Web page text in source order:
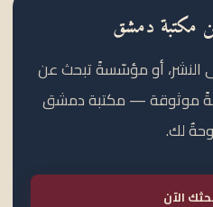
مكتبة دمشق
النشر، أو مؤسّسةً تبحث عن
موثوقة — مكتبة دمشق
لك.
الآن